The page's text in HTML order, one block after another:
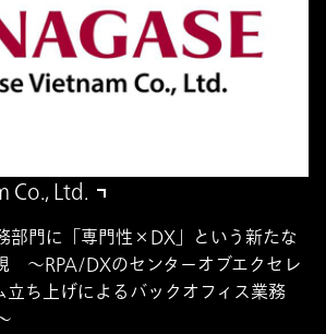
Co., Ltd.
部門に「専門性×DX」という新たな
～RPA/DXのセンターオブエクセレ
立ち上げによるバックオフィス業務